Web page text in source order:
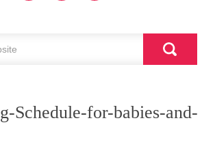
Schedule-for-babies-and-